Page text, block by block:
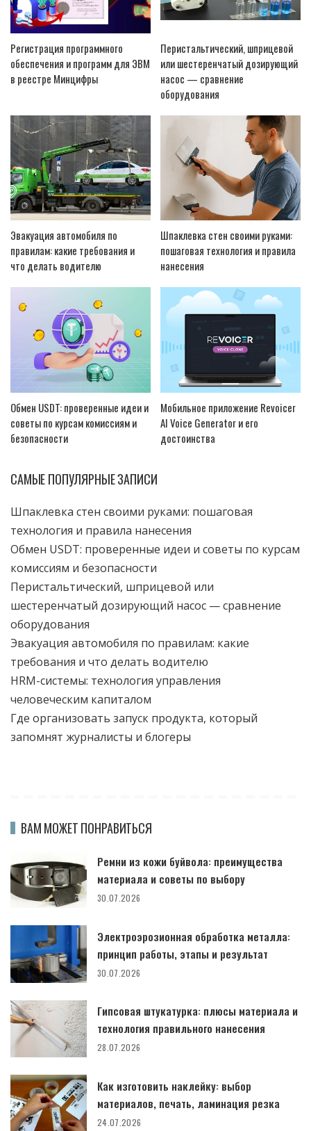
Регистрация программного
обеспечения и программ для ЭВМ
в реестре Минцифры
Перистальтический, шприцевой
или шестеренчатый дозирующий
насос — сравнение
оборудования
Эвакуация автомобиля по
правилам: какие требования и
что делать водителю
Шпаклевка стен своими руками:
пошаговая технология и правила
нанесения
Обмен USDT: проверенные идеи и
советы по курсам комиссиям и
безопасности
Мобильное приложение Revoicer
AI Voice Generator и его
достоинства
САМЫЕ ПОПУЛЯРНЫЕ ЗАПИСИ
Шпаклевка стен своими руками: пошаговая
технология и правила нанесения
Обмен USDT: проверенные идеи и советы по курсам
комиссиям и безопасности
Перистальтический, шприцевой или
шестеренчатый дозирующий насос — сравнение
оборудования
Эвакуация автомобиля по правилам: какие
требования и что делать водителю
HRM-системы: технология управления
человеческим капиталом
Где организовать запуск продукта, который
запомнят журналисты и блогеры
ВАМ МОЖЕТ ПОНРАВИТЬСЯ
Ремни из кожи буйвола: преимущества
материала и советы по выбору
30.07.2026
Электроэрозионная обработка металла:
принцип работы, этапы и результат
30.07.2026
Гипсовая штукатурка: плюсы материала и
технология правильного нанесения
28.07.2026
Как изготовить наклейку: выбор
материалов, печать, ламинация резка
24.07.2026